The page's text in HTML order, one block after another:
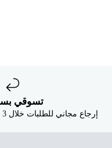
تسوقي
إرجاع مجاني للطلبات خلال 3 أيام من عملية الشراء